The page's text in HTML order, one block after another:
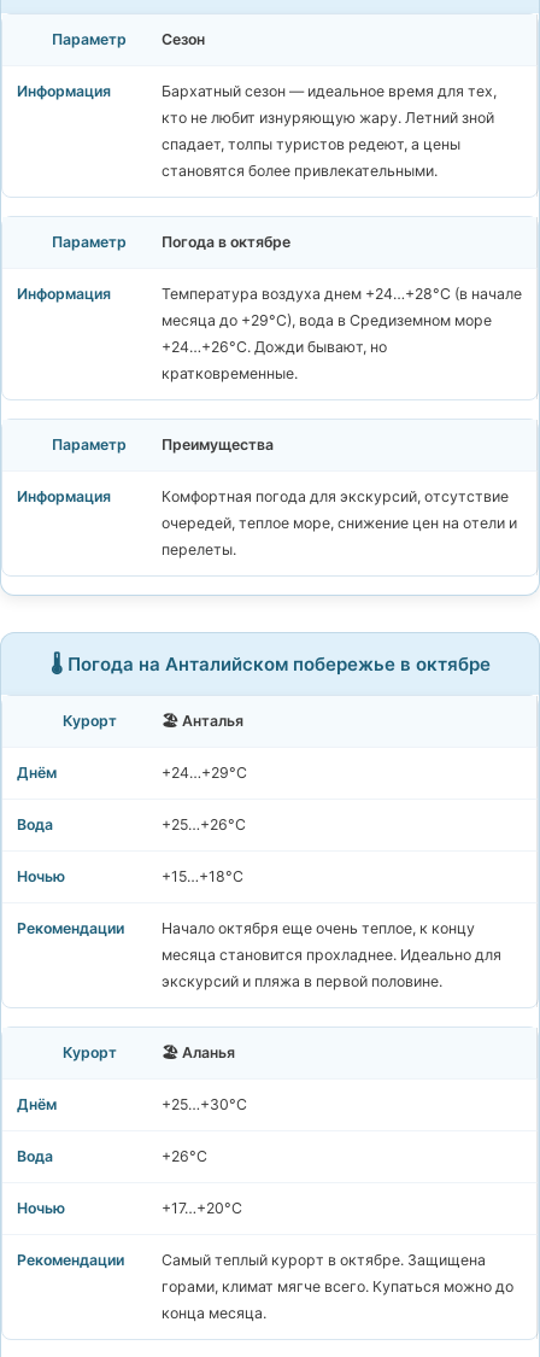
Сезон
Бархатный сезон — идеальное время для тех,
кто не любит изнуряющую жару. Летний зной
спадает, толпы туристов редеют, а цены
становятся более привлекательными.
Погода в октябре
Температура воздуха днем +24…+28°C (в начале
месяца до +29°C), вода в Средиземном море
+24…+26°C. Дожди бывают, но
кратковременные.
Преимущества
Комфортная погода для экскурсий, отсутствие
очередей, теплое море, снижение цен на отели и
перелеты.
🌡️ Погода на Анталийском побережье в октябре
🏖️ Анталья
+24…+29°C
+25…+26°C
+15…+18°C
Начало октября еще очень теплое, к концу
месяца становится прохладнее. Идеально для
экскурсий и пляжа в первой половине.
🏖️ Аланья
+25…+30°C
+26°C
+17…+20°C
Самый теплый курорт в октябре. Защищена
горами, климат мягче всего. Купаться можно до
конца месяца.